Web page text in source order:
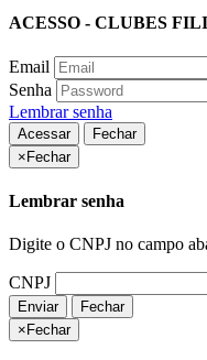
ACESSO - CLUBES
Email
Senha
Lembrar senha
Acessar
Fechar
× Fechar
Lembrar senha
Digite o CNPJ no campo
CNPJ
Enviar
Fechar
× Fechar